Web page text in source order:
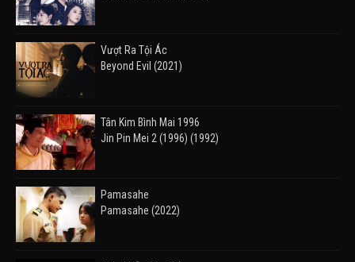
Vượt Ra Tội Ác
Beyond Evil (2021)
Tân Kim Bình Mai 1996
Jin Pin Mei 2 (1996) (1992)
Pamasahe
Pamasahe (2022)